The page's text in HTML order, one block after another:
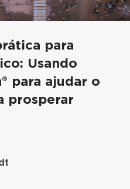
para
Usando
para ajudar o
prosperar